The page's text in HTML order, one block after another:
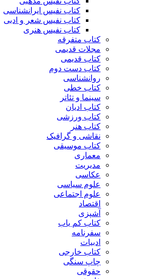
کتاب نفیس ایرانشناسی
کتاب نفیس شعر و ادبی
کتاب نفیس هنری
کتاب متفرقه
مجلات قدیمی
کتاب قدیمی
کتاب دست دوم
روانشناسی
کتاب خطی
سینما و تئاتر
کتاب ادیان
کتاب ورزشی
کتاب هنر
نقاشی و گرافیک
کتاب موسیقی
معماری
مدیریت
عکاسی
علوم سیاسی
علوم اجتماعی
اقتصاد
آشپزی
کتاب کم یاب
سفرنامه
ادبیات
کتاب خارجی
چاپ سنگی
حقوقی